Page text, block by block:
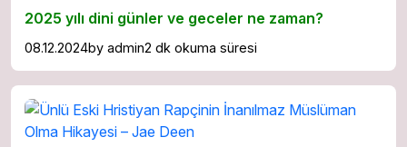
2025 yılı dini günler ve geceler ne zaman?
08.12.2024by admin2 dk okuma süresi